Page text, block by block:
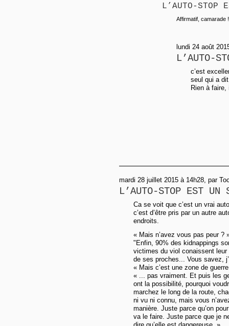
L’AUTO-STOP
Affirmatif, camarade
lundi 24 août
L’AUTO-
c’est
seul qui a
Rien à
mardi 28 juillet 2015 à 14h28, par
L’AUTO-STOP EST UN
Ca se voit que c’est un vrai
c’est d’être pris par un autre
endroits.
« Mais n’avez vous pas peur ?
"Enfin, 90% des kidnappings
victimes du viol conaissent leur
de ses proches... Vous savez,
« Mais c’est une zone de
« ... pas vraiment. Et puis les
ont la possibilité, pourquoi
marchez le long de la route,
ni vu ni connu, mais vous
manière. Juste parce qu’on
va le faire. Juste parce que je